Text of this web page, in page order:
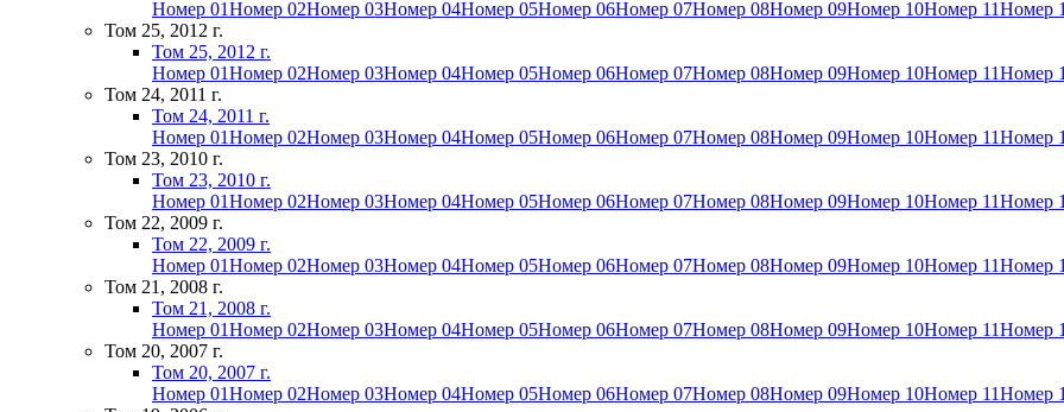
Номер 01Номер 02Номер 03Номер 04Номер 05Номер 06Номер 07Номер 08Номер 09Номер 10Номер 11Номер
Том 25, 2012 г.
Том 25, 2012 г.
Номер 01Номер 02Номер 03Номер 04Номер 05Номер 06Номер 07Номер 08Номер 09Номер 10Номер 11Номер
Том 24, 2011 г.
Том 24, 2011 г.
Номер 01Номер 02Номер 03Номер 04Номер 05Номер 06Номер 07Номер 08Номер 09Номер 10Номер 11Номер
Том 23, 2010 г.
Том 23, 2010 г.
Номер 01Номер 02Номер 03Номер 04Номер 05Номер 06Номер 07Номер 08Номер 09Номер 10Номер 11Номер
Том 22, 2009 г.
Том 22, 2009 г.
Номер 01Номер 02Номер 03Номер 04Номер 05Номер 06Номер 07Номер 08Номер 09Номер 10Номер 11Номер
Том 21, 2008 г.
Том 21, 2008 г.
Номер 01Номер 02Номер 03Номер 04Номер 05Номер 06Номер 07Номер 08Номер 09Номер 10Номер 11Номер
Том 20, 2007 г.
Том 20, 2007 г.
Номер 01Номер 02Номер 03Номер 04Номер 05Номер 06Номер 07Номер 08Номер 09Номер 10Номер 11Номер